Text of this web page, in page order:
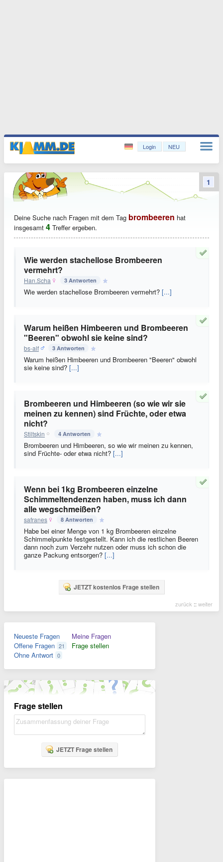
Login NEU
Deine Suche nach Fragen mit dem Tag brombeeren hat
insgesamt 4 Treffer ergeben.
Wie werden stachellose Brombeeren
vermehrt?
Han.Scha 3 Antworten
Wie werden stachellose Brombeeren vermehrt? [...]
Warum heißen Himbeeren und Brombeeren
"Beeren" obwohl sie keine sind?
bs-alf 3 Antworten
Warum heißen Himbeeren und Brombeeren "Beeren" obwohl
sie keine sind? [...]
Brombeeren und Himbeeren (so wie wir sie
meinen zu kennen) sind Früchte, oder etwa
nicht?
Stiltskin 4 Antworten
Brombeeren und Himbeeren, so wie wir meinen zu kennen,
sind Früchte- oder etwa nicht? [...]
Wenn bei 1kg Brombeeren einzelne
Schimmeltendenzen haben, muss ich dann
alle wegschmeißen?
safranes 8 Antworten
Habe bei einer Menge von 1 kg Brombeeren einzelne
Schimmelpunkte festgestellt. Kann ich die restlichen Beeren
dann noch zum Verzehr nutzen oder muss ich schon die
ganze Packung entsorgen? [...]
JETZT kostenlos Frage stellen
zurück :: weiter
1
Neueste Fragen
Offene Fragen 21
Ohne Antwort 0
Meine Fragen
Frage stellen
Frage stellen
JETZT Frage stellen